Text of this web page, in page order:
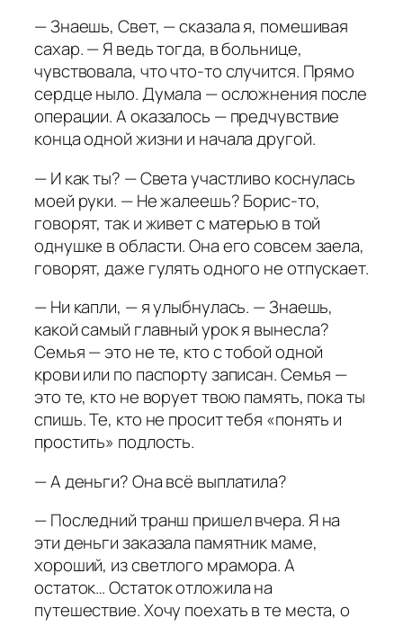
— Знаешь, Свет, — сказала я, помешивая
сахар. — Я ведь тогда, в больнице,
чувствовала, что что-то случится. Прямо
сердце ныло. Думала — осложнения после
операции. А оказалось — предчувствие
конца одной жизни и начала другой.
— И как ты? — Света участливо коснулась
моей руки. — Не жалеешь? Борис-то,
говорят, так и живет с матерью в той
однушке в области. Она его совсем заела,
говорят, даже гулять одного не отпускает.
— Ни капли, — я улыбнулась. — Знаешь,
какой самый главный урок я вынесла?
Семья — это не те, кто с тобой одной
крови или по паспорту записан. Семья —
это те, кто не ворует твою память, пока ты
спишь. Те, кто не просит тебя «понять и
простить» подлость.
— А деньги? Она всё выплатила?
— Последний транш пришел вчера. Я на
эти деньги заказала памятник маме,
хороший, из светлого мрамора. А
остаток… Остаток отложила на
путешествие. Хочу поехать в те места, о